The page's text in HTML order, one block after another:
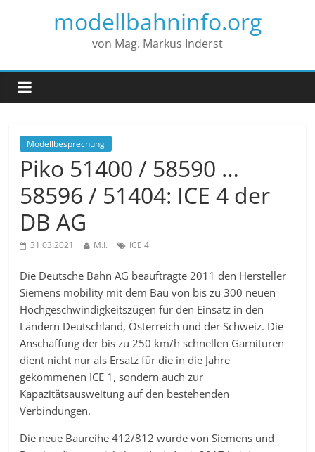
modellbahninfo.org
von Mag. Markus Inderst
Modellbesprechung
Piko 51400 / 58590 …
58596 / 51404: ICE 4 der
DB AG
31.03.2021 M.I. ICE 4
Die Deutsche Bahn AG beauftragte 2011 den Hersteller
Siemens mobility mit dem Bau von bis zu 300 neuen
Hochgeschwindigkeitszügen für den Einsatz in den
Ländern Deutschland, Österreich und der Schweiz. Die
Anschaffung der bis zu 250 km/h schnellen Garnituren
dient nicht nur als Ersatz für die in die Jahre
gekommenen ICE 1, sondern auch zur
Kapazitätsausweitung auf den bestehenden
Verbindungen.
Die neue Baureihe 412/812 wurde von Siemens und